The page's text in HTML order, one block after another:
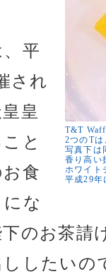
T&T
2つのT
写真下は
香り高い
ホワイト
平成29年
平
され
皇
と
食
な
のお茶請
したいの